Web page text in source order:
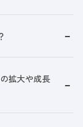
拡大や成長